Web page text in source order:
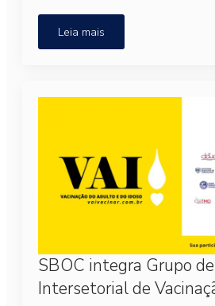
Leia mais
SBOC integra Grupo
Intersetorial de